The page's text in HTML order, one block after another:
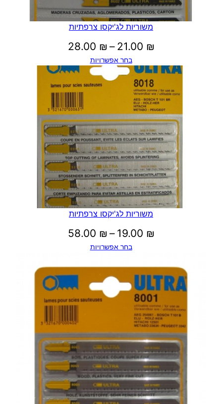
משוריות לג'יקסו צרפתיות
21.00 ₪
–
28.00 ₪
עד
⁦28.00 ₪⁩
בחר אפשרויות
משוריות לג'יקסו צרפתיות
19.00 ₪
–
58.00 ₪
עד
בחר אפשרויות